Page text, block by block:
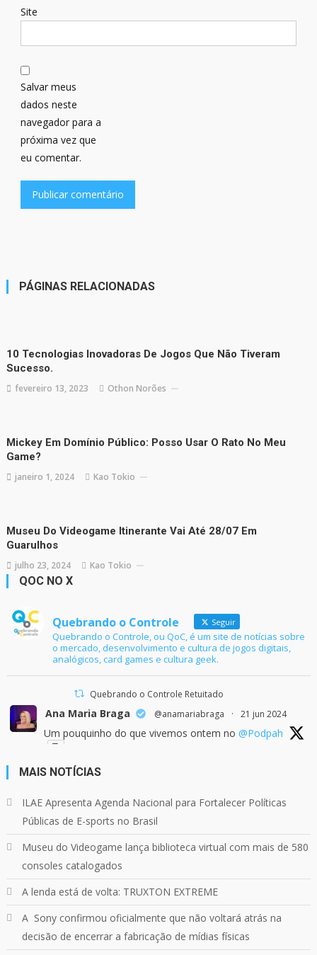
Site
Salvar meus
dados neste
navegador para a
próxima vez que
eu comentar.
PÁGINAS RELACIONADAS
10 Tecnologias Inovadoras De Jogos Que Não Tiveram
Sucesso.
fevereiro 13, 2023 Othon Norões
Mickey Em Domínio Público: Posso Usar O Rato No Meu
Game?
janeiro 1, 2024 Kao Tokio
Museu Do Videogame Itinerante Vai Até 28/07 Em
Guarulhos
julho 23, 2024 Kao Tokio
QOC NO X
Quebrando o Controle Seguir
Quebrando o Controle, ou QoC, é um site de notícias sobre
o mercado, desenvolvimento e cultura de jogos digitais,
analógicos, card games e cultura geek.
Quebrando o Controle Retuitado
Ana Maria Braga @anamariabraga · 21 jun 2024
Um pouquinho do que vivemos ontem no @Podpah
Quebrando o Controle
Confira em nosso site o mais recente REVIEW de
Skull & Bones.
Mais em:
https://buff.ly/3yPhDN2
MAIS NOTÍCIAS
ILAE Apresenta Agenda Nacional para Fortalecer Políticas
Públicas de E-sports no Brasil
Museu do Videogame lança biblioteca virtual com mais de 580
consoles catalogados
A lenda está de volta: TRUXTON EXTREME
A Sony confirmou oficialmente que não voltará atrás na
decisão de encerrar a fabricação de mídias físicas